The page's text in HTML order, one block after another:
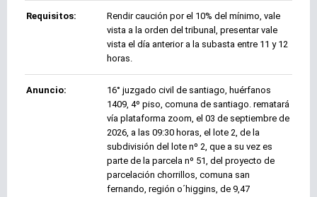
Requisitos:
Rendir caución por el 10% del mínimo, vale
vista a la orden del tribunal, presentar vale
vista el día anterior a la subasta entre 11 y 12
horas.
Anuncio:
16° juzgado civil de santiago, huérfanos
1409, 4º piso, comuna de santiago. rematará
vía plataforma zoom, el 03 de septiembre de
2026, a las 09:30 horas, el lote 2, de la
subdivisión del lote nº 2, que a su vez es
parte de la parcela nº 51, del proyecto de
parcelación chorrillos, comuna san
fernando, región o´higgins, de 9,47